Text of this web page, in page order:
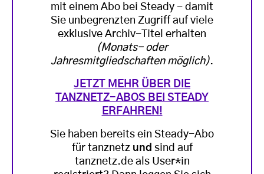
mit einem Abo bei Steady - damit
Sie unbegrenzten Zugriff auf viele
exklusive Archiv-Titel erhalten
(Monats- oder
Jahresmitgliedschaften möglich).
JETZT MEHR ÜBER DIE
TANZNETZ-ABOS BEI STEADY
ERFAHREN!
Sie haben bereits ein Steady-Abo
für tanznetz und sind auf
tanznetz.de als User*in